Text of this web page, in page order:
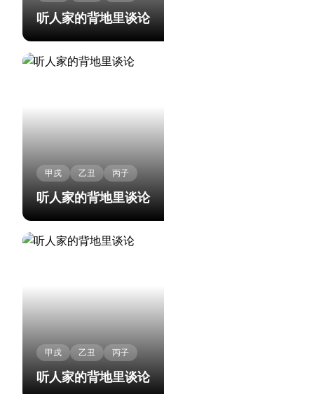
听人家的背地里谈论
甲戌 乙丑 丙子
听人家的背地里谈论
甲戌 乙丑 丙子
听人家的背地里谈论